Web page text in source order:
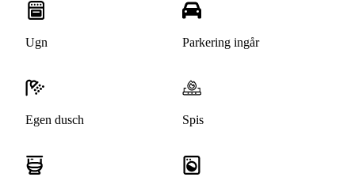
Ugn Parkering ingår
Egen dusch Spis